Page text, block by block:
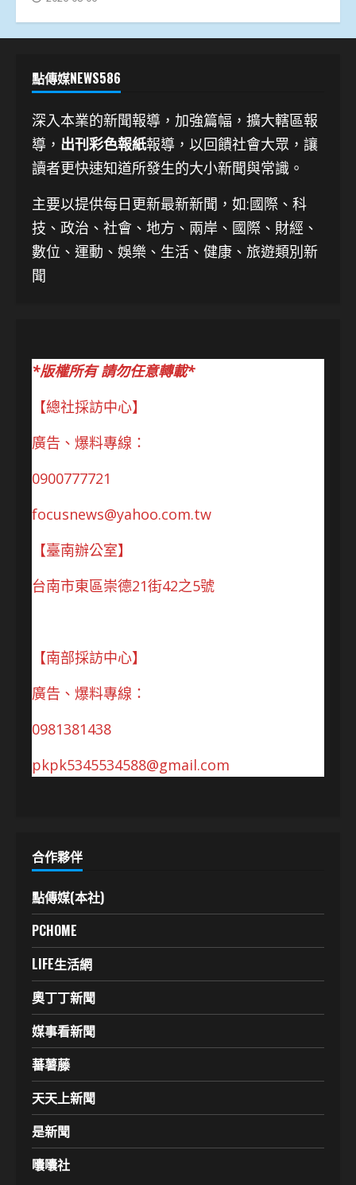
點傳媒NEWS586
深入本業的新聞報導，加強篇幅，擴大轄區報
導， 出刊彩色報紙報導，以回饋社會大眾，讓
讀者更快速知道所發生的大小新聞與常識。
主要以提供每日更新最新新聞 ，如:國際、科
技、 政治、社會、地方、兩岸、國際、財經、
數位、運動、娛樂、生活、健康、旅遊類別新
聞
*版權所有 請勿任意轉載*
【總社採訪中心】
廣告、爆料專線：
0900777721
focusnews@yahoo.com.tw
【臺南辦公室】
台南市東區崇德21街42之5號
【南部採訪中心】
廣告、爆料專線：
0981381438
pkpk5345534588@gmail.com
合作夥伴
點傳媒(本社)
PCHOME
LIFE生活網
奧丁丁新聞
媒事看新聞
蕃薯藤
天天上新聞
是新聞
囔囔社